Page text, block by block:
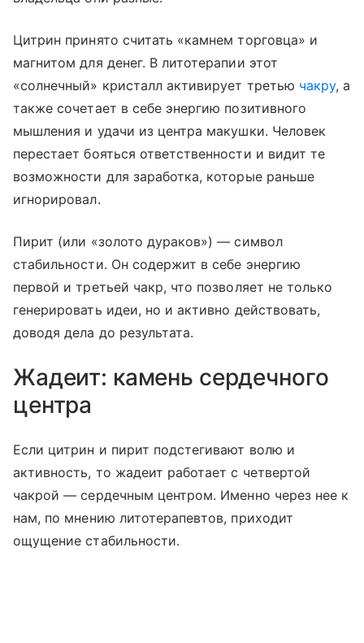
Цитрин принято считать «камнем торговца» и
магнитом для денег. В литотерапии этот
«солнечный» кристалл активирует третью чакру, а
также сочетает в себе энергию позитивного
мышления и удачи из центра макушки. Человек
перестает бояться ответственности и видит те
возможности для заработка, которые раньше
игнорировал.
Пирит (или «золото дураков») — символ
стабильности. Он содержит в себе энергию
первой и третьей чакр, что позволяет не только
генерировать идеи, но и активно действовать,
доводя дела до результата.
Жадеит: камень сердечного
центра
Если цитрин и пирит подстегивают волю и
активность, то жадеит работает с четвертой
чакрой — сердечным центром. Именно через нее к
нам, по мнению литотерапевтов, приходит
ощущение стабильности.